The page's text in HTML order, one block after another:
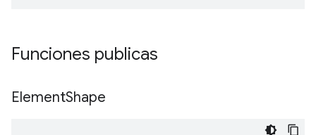
Funciones publicas
ElementShape